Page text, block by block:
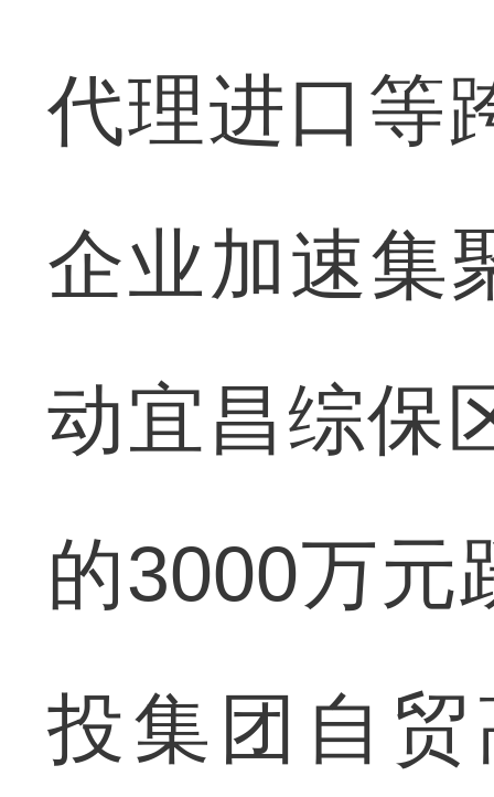
代理进口等
企业加速集
动宜昌综保
的3000万元
投集团自